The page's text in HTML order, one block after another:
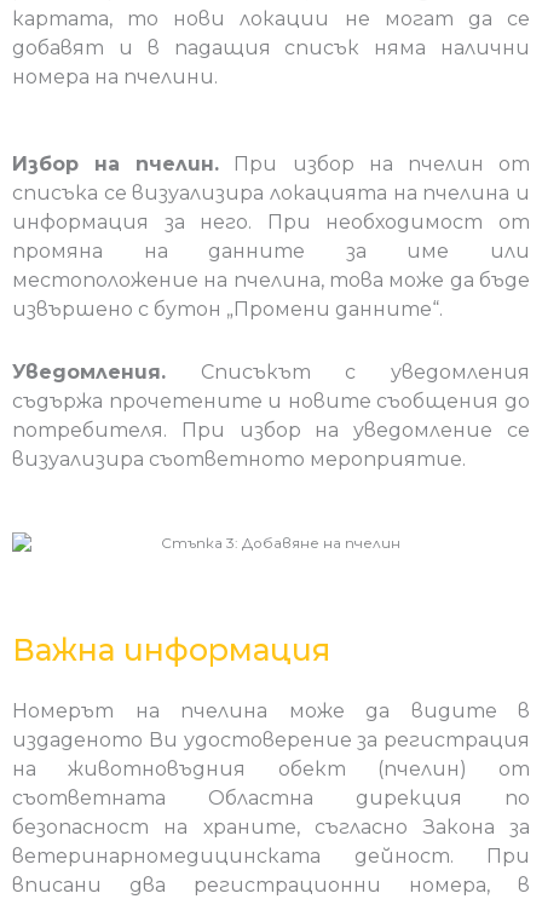
картата, то нови локации не могат да се
добавят и в падащия списък няма налични
номера на пчелини.
Избор на пчелин. При избор на пчелин от
списъка се визуализира локацията на пчелина и
информация за него. При необходимост от
промяна на данните за име или
местоположение на пчелина, това може да бъде
извършено с бутон „Промени данните“.
Уведомления. Списъкът с уведомления
съдържа прочетените и новите съобщения до
потребителя. При избор на уведомление се
визуализира съответното мероприятие.
Важна информация
Номерът на пчелина може да видите в
издаденото Ви удостоверение за регистрация
на животновъдния обект (пчелин) от
съответната Областна дирекция по
безопасност на храните, съгласно Закона за
ветеринарномедицинската дейност. При
вписани два регистрационни номера, в